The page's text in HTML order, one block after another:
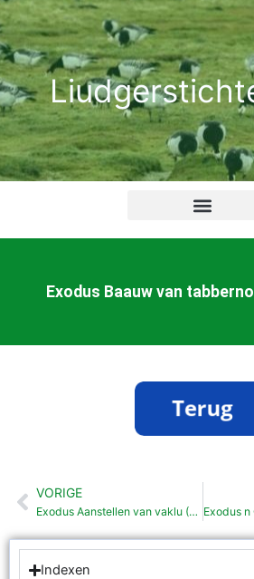
Ga
naar
de
inhoud
Exodus Baauw van
Vorige
VORIGE
Exodus Aanstellen van vaklu (35:30-36: 7)
Indexen